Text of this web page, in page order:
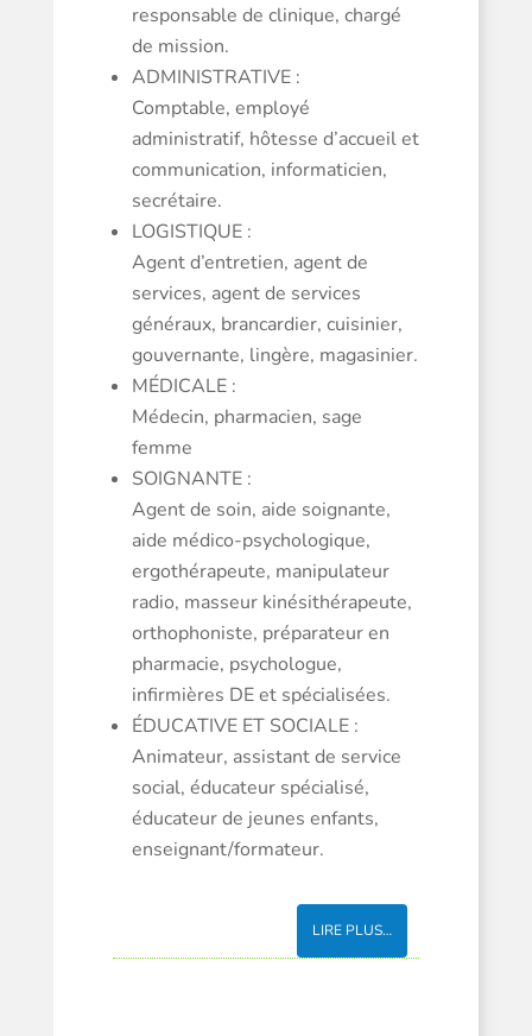
responsable de clinique, chargé
de mission.
ADMINISTRATIVE :
Comptable, employé
administratif, hôtesse d’accueil et
communication, informaticien,
secrétaire.
LOGISTIQUE :
Agent d’entretien, agent de
services, agent de services
généraux, brancardier, cuisinier,
gouvernante, lingère, magasinier.
MÉDICALE :
Médecin, pharmacien, sage
femme
SOIGNANTE :
Agent de soin, aide soignante,
aide médico-psychologique,
ergothérapeute, manipulateur
radio, masseur kinésithérapeute,
orthophoniste, préparateur en
pharmacie, psychologue,
infirmières DE et spécialisées.
ÉDUCATIVE ET SOCIALE :
Animateur, assistant de service
social, éducateur spécialisé,
éducateur de jeunes enfants,
enseignant/formateur.
LIRE PLUS…